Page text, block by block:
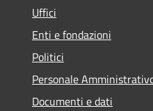
Uffici
Enti e fondazioni
Politici
Personale
Documenti e dati